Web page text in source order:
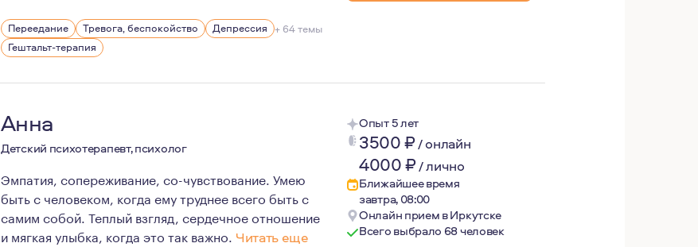
Мне 35 лет. Живу в Краснодаре.
У меня есть один ребенок, сын.
Регулярная личная терапия появилась у меня в 2016 году.
Начало моего обучения - 2018 год.
Одними из самых важных принципов моей работы являются бережность, честность, открытость к диалогу,
Переедание Тревога, беспокойство Депрессия + 64 темы
Гештальт-терапия
Анна
Детский психотерапевт, психолог
Опыт 5 лет
3500₽/онлайн
4000₽/лично
Ближайшее время
завтра, 08:00
Онлайн прием в Иркутске
Всего выбрало 68 человек
Эмпатия, сопереживание, со-чувствование. Умею
быть с человеком, когда ему труднее всего быть с
самим собой. Теплый взгляд, сердечное отношение
и мягкая улыбка, когда это так важно. Читать еще